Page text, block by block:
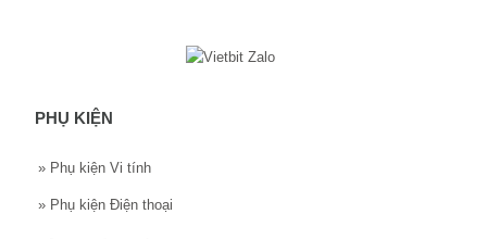
PHỤ KIỆN
» Phụ kiện Vi tính
» Phụ kiện Điện thoại